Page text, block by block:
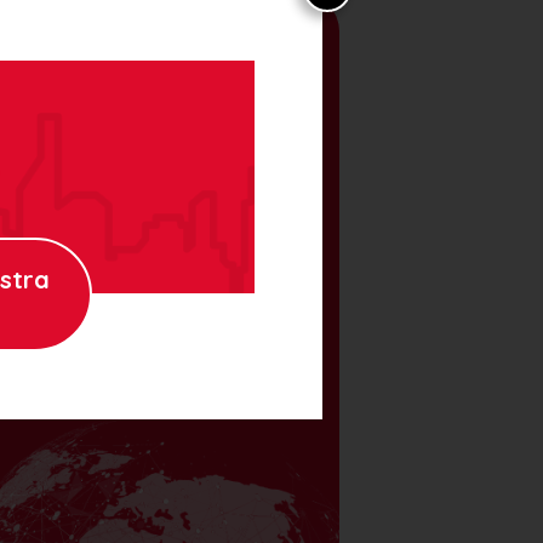
Pordenonesi nel
emigranti pordenonesi
attivi in Italia e nel